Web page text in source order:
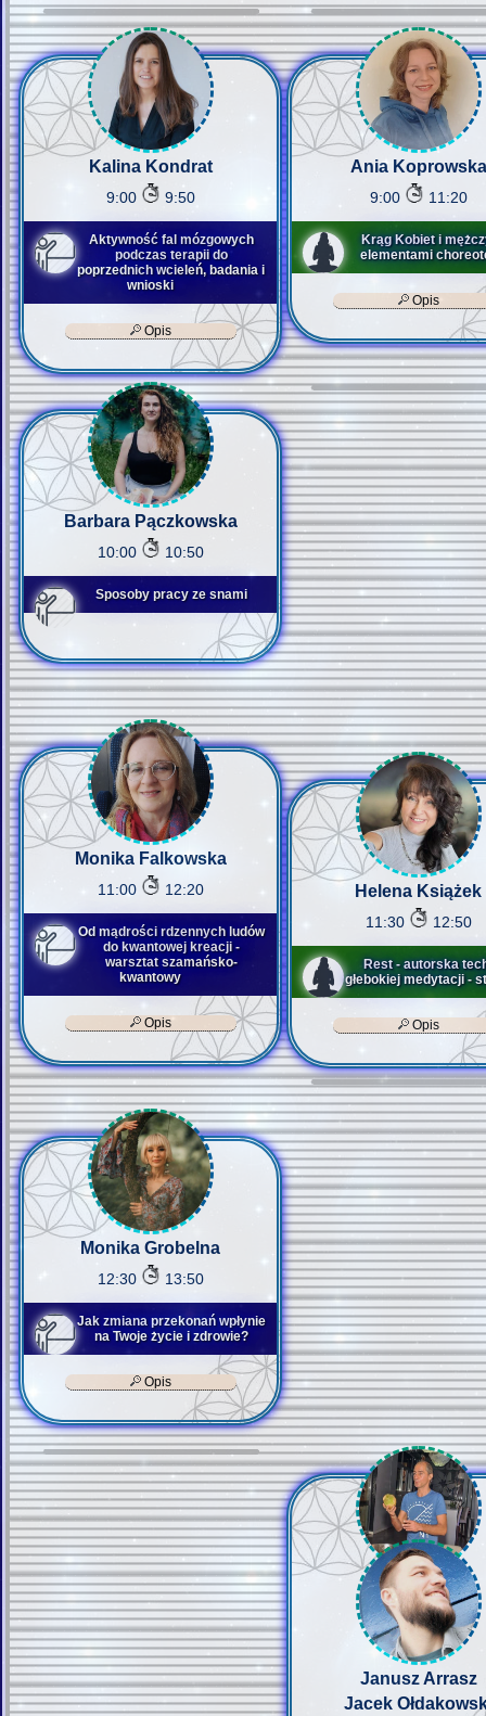
Kalina Kondrat
9:00 9:50
Aktywność fal mózgowych
podczas terapii do
poprzednich wcieleń, badania i
wnioski
Opis
Ania Koprowska
9:00 11:20
Krąg Kobiet i
elementami
Opis
Barbara Pączkowska
10:00 10:50
Sposoby pracy ze snami
Monika Falkowska
11:00 12:20
Od mądrości rdzennych ludów
do kwantowej kreacji -
warsztat szamańsko-
kwantowy
Opis
Helena Książek
11:30 12:50
Rest - autorska
głebokiej medytacji -
Opis
Monika Grobelna
12:30 13:50
Jak zmiana przekonań wpłynie
na Twoje życie i zdrowie?
Opis
Janusz Arrasz
Jacek